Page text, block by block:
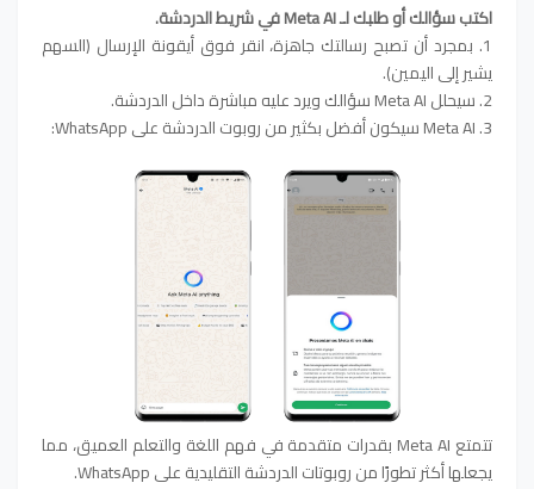
اكتب سؤالك أو طلبك لـ Meta AI في شريط الدردشة.
1. بمجرد أن تصبح رسالتك جاهزة، انقر فوق أيقونة الإرسال (السهم
يشير إلى اليمين).
2. سيحلل Meta AI سؤالك ويرد عليه مباشرة داخل الدردشة.
3. Meta AI سيكون أفضل بكثير من روبوت الدردشة على WhatsApp:
تتمتع Meta AI بقدرات متقدمة في فهم اللغة والتعلم العميق، مما
يجعلها أكثر تطورًا من روبوتات الدردشة التقليدية على WhatsApp.